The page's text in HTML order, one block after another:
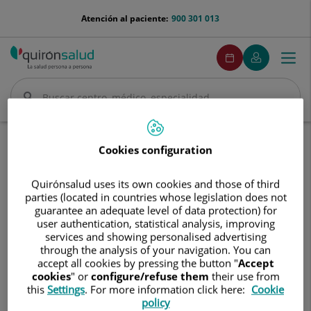
menu-
900 301 013
Atención al paciente:
Buscar
Buscar
menuPedirCita
Pedir
cita
Mi
Quirónsalud
Menú
Eventos
Salud:
endoscopia
Aula de Salud: el papel de la
endoscopia en las enfermedades
digestivas
11 de junio de 2026
Cookies configuration
Quirónsalud uses its own cookies and those of third
parties (located in countries whose legislation does not
guarantee an adequate level of data protection) for
user authentication, statistical analysis, improving
services and showing personalised advertising
through the analysis of your navigation. You can
accept all cookies by pressing the button "Accept
cookies" or configure/refuse them their use from
this Settings. For more information click here: Cookie
policy